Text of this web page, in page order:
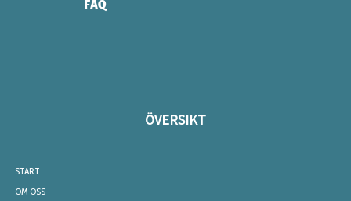
ÖVERSIKT
START
OM OSS